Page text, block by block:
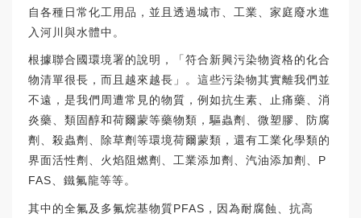
自各種日常化工用品，並且透過城市、工業、家庭廢水進
入河川與水體中。
根據聯合國環境署的說明，「符合新興污染物資格的化合
物清單很長，而且越來越長」。這些污染物其實離我們並
不遠，是我們周遭常見的物質，例如抗生素、止痛藥、消
炎藥、類固醇和荷爾蒙等藥物類，驅蟲劑、微塑膠、防腐
劑、殺蟲劑、除草劑等環境荷爾蒙類，還有工業化學類的
界面活性劑、火焰阻燃劑、工業添加劑、汽油添加劑、P
FAS、鐵氟龍等等。
其中的全氟及多氟烷基物質PFAS，因為耐腐蝕、抗高